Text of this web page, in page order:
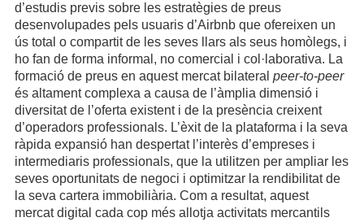
d’estudis previs sobre les estratègies de preus
desenvolupades pels usuaris d’Airbnb que ofereixen un
ús total o compartit de les seves llars als seus homòlegs, i
ho fan de forma informal, no comercial i col·laborativa. La
formació de preus en aquest mercat bilateral peer-to-peer
és altament complexa a causa de l’àmplia dimensió i
diversitat de l’oferta existent i de la presència creixent
d’operadors professionals. L’èxit de la plataforma i la seva
ràpida expansió han despertat l’interès d’empreses i
intermediaris professionals, que la utilitzen per ampliar les
seves oportunitats de negoci i optimitzar la rendibilitat de
la seva cartera immobiliària. Com a resultat, aquest
mercat digital cada cop més allotja activitats mercantils